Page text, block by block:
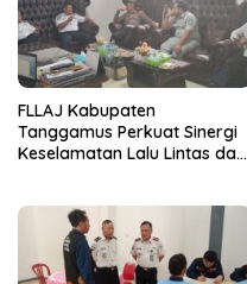
FLLAJ Kabupaten
Tanggamus Perkuat Sinergi
Keselamatan Lalu Lintas dan